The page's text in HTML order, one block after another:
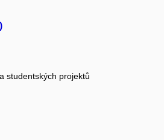
studentských projektů